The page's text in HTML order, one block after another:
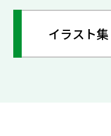
イラスト集